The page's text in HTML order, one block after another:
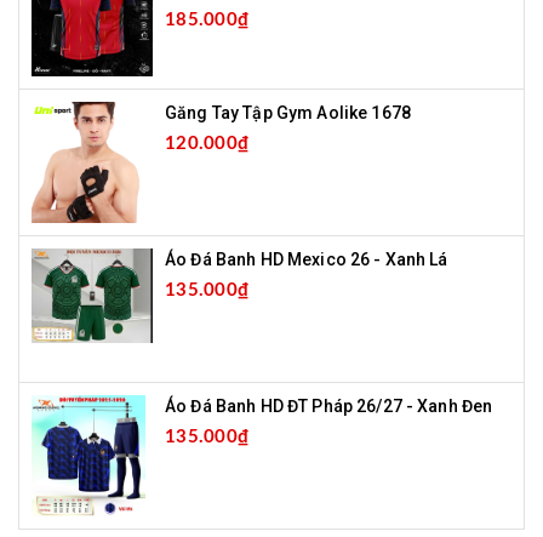
185.000₫
Găng Tay Tập Gym Aolike 1678
120.000₫
Áo Đá Banh HD Mexico 26 - Xanh Lá
135.000₫
Áo Đá Banh HD ĐT Pháp 26/27 - Xanh Đen
135.000₫